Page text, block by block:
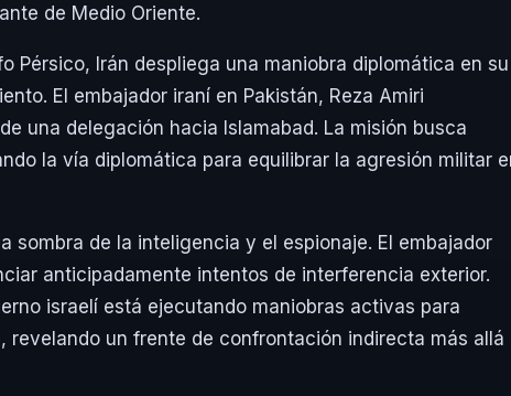
de Medio Oriente.
Pérsico, Irán despliega una maniobra diplomática en su
El embajador iraní en Pakistán, Reza Amiri
una delegación hacia Islamabad. La misión busca
la vía diplomática para equilibrar la agresión militar
sombra de la inteligencia y el espionaje. El embajador
anticipadamente intentos de interferencia exterior.
israelí está ejecutando maniobras activas para
un frente de confrontación indirecta más allá